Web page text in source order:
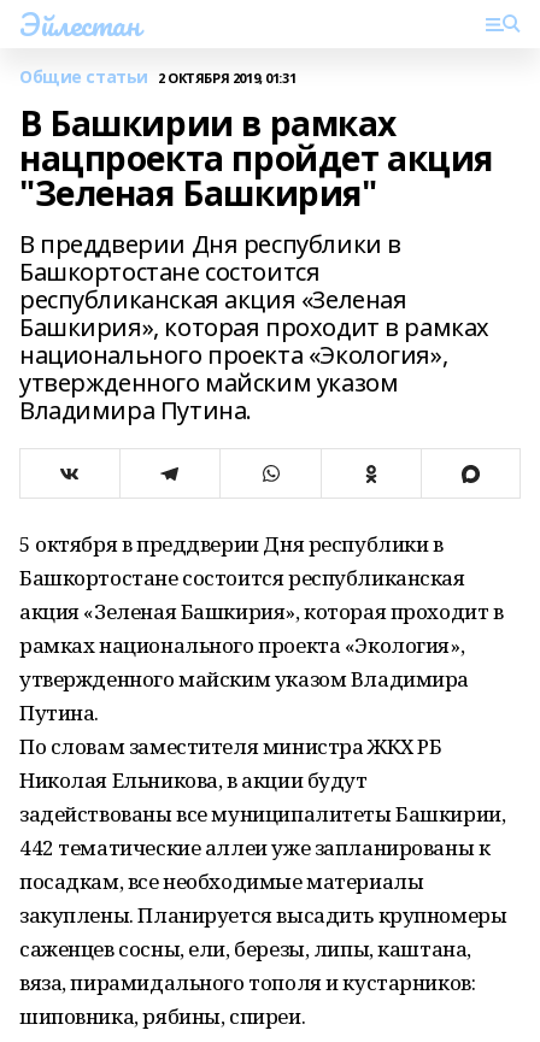
Эйлестан
Общие статьи 2 ОКТЯБРЯ 2019, 01:31
В Башкирии в рамках
нацпроекта пройдет акция
"Зеленая Башкирия"
В преддверии Дня республики в
Башкортостане состоится
республиканская акция «Зеленая
Башкирия», которая проходит в рамках
национального проекта «Экология»,
утвержденного майским указом
Владимира Путина.
5 октября в преддверии Дня республики в
Башкортостане состоится республиканская
акция «Зеленая Башкирия», которая проходит в
рамках национального проекта «Экология»,
утвержденного майским указом Владимира
Путина.
По словам заместителя министра ЖКХ РБ
Николая Ельникова, в акции будут
задействованы все муниципалитеты Башкирии,
442 тематические аллеи уже запланированы к
посадкам, все необходимые материалы
закуплены. Планируется высадить крупномеры
саженцев сосны, ели, березы, липы, каштана,
вяза, пирамидального тополя и кустарников:
шиповника, рябины, спиреи.